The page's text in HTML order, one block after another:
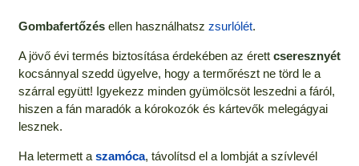
Gombafertőzésellen használhatsz zsurlólét.
A jövő évi termés biztosítása érdekében az érett cseresznyét
kocsánnyal szedd ügyelve, hogy a termőrészt ne törd le a
szárral együtt! Igyekezz minden gyümölcsöt leszedni a fáról,
hiszen a fán maradók a kórokozók és kártevők melegágyai
lesznek.
Ha letermett a szamóca, távolítsd el a lombját a szívlevél